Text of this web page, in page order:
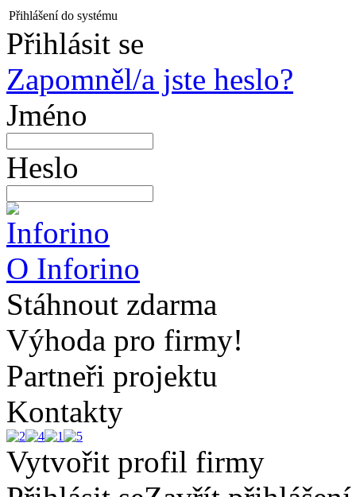
Přihlášení do systému
Přihlásit se
Zapomněl/a jste heslo?
Jméno
Heslo
O Inforino
Stáhnout zdarma
Výhoda pro firmy!
Partneři projektu
Kontakty
Vytvořit profil firmy